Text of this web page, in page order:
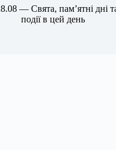
— Свята, пам’ятні дні
події в цей день